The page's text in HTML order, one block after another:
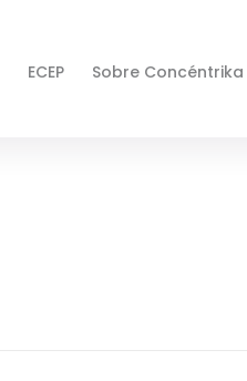
ECEP Sobre Concéntrika